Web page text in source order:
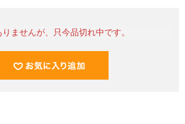
ませんが、只今品切れ中です。